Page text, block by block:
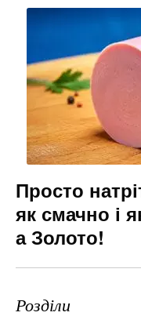
Просто
як смачно і
а Золото!
Розділи